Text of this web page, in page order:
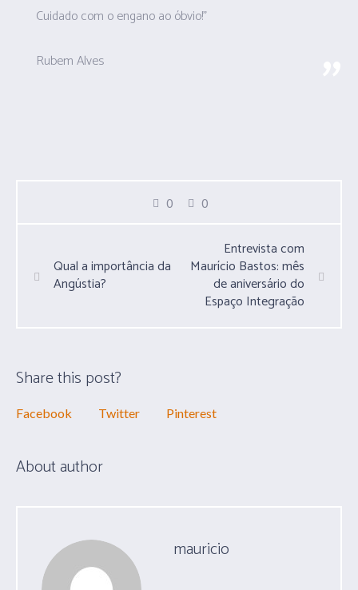
Cuidado com o engano ao óbvio!”
Rubem Alves
0 0
Qual a importância da
Angústia?
Entrevista com
Maurício Bastos: mês
de aniversário do
Espaço Integração
Share this post?
Facebook Twitter Pinterest
About author
mauricio